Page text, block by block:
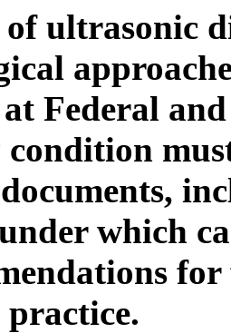
ultrasonic
Federal
which